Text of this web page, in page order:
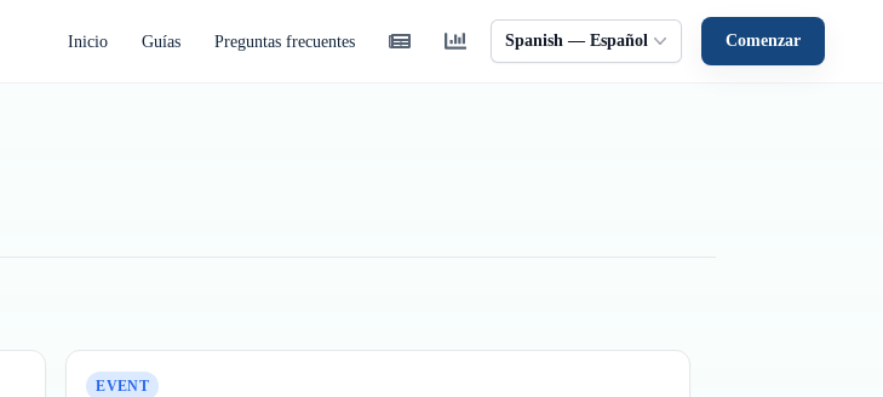
Inicio Guías Preguntas frecuentes Spanish — Español Comenzar
EVENT